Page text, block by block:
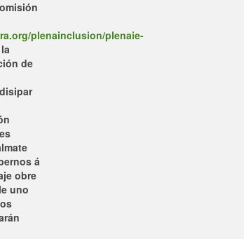
plenainclusion/plenaie-
de
á
obre
uno